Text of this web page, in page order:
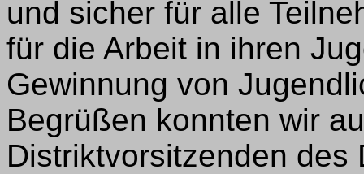
und sicher für alle
für die Arbeit in ihren
Gewinnung von
Begrüßen konnten wir
Distriktvorsitzenden des